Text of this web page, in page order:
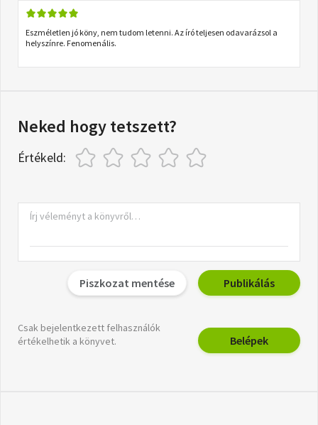
Eszméletlen jó köny, nem tudom letenni. Az író teljesen odavarázsol a
helyszínre. Fenomenális.
Neked hogy tetszett?
Értékeld:
Piszkozat mentése Publikálás
Csak bejelentkezett felhasználók
értékelhetik a könyvet.
Belépek